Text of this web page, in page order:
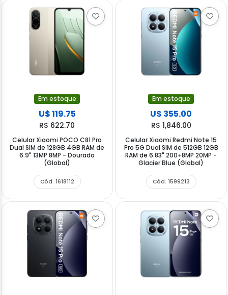
Em estoque
U$ 119.75
R$ 622.70
Celular Xiaomi POCO C81 Pro
Dual SIM de 128GB 4GB RAM de
6.9" 13MP 8MP - Dourado
(Global)
Cód. 1618112
Em estoque
U$ 355.00
R$ 1,846.00
Celular Xiaomi Redmi Note 15
Pro 5G Dual SIM de 512GB 12GB
RAM de 6.83" 200+8MP 20MP -
Glacier Blue (Global)
Cód. 1599213